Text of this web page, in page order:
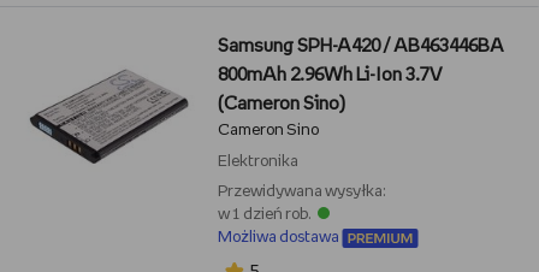
Samsung SPH-A420 / AB463446BA
800mAh 2.96Wh Li-Ion 3.7V
(Cameron Sino)
Cameron Sino
Elektronika
Przewidywana wysyłka:
w 1 dzień rob.
Możliwa dostawa